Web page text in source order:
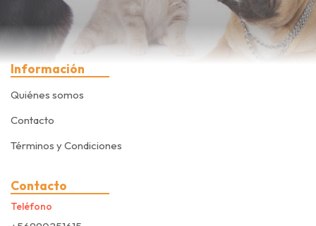
Información
Quiénes somos
Contacto
Términos y Condiciones
Contacto
Teléfono